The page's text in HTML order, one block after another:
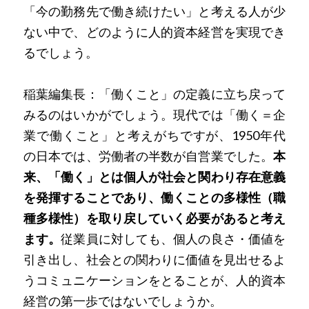
「今の勤務先で働き続けたい」と考える人が少
ない中で、どのように人的資本経営を実現でき
るでしょう。
稲葉編集長：「働くこと」の定義に立ち戻って
みるのはいかがでしょう。現代では「働く＝企
業で働くこと」と考えがちですが、1950年代
の日本では、労働者の半数が自営業でした。 本
来、「働く」とは個人が社会と関わり存在意義
を発揮することであり、働くことの多様性（職
種多様性）を取り戻していく必要があると考え
ます。従業員に対しても、個人の良さ・価値を
引き出し、社会との関わりに価値を見出せるよ
うコミュニケーションをとることが、人的資本
経営の第一歩ではないでしょうか。